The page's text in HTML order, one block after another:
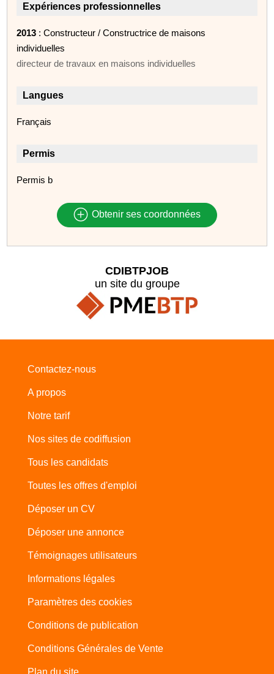
Expériences professionnelles
2013 : Constructeur / Constructrice de maisons
individuelles
directeur de travaux en maisons individuelles
Langues
Français
Permis
Permis b
Obtenir ses coordonnées
CDIBTPJOB
un site du groupe
Contactez-nous
A propos
Notre tarif
Nos sites de codiffusion
Tous les candidats
Toutes les offres d'emploi
Déposer un CV
Déposer une annonce
Témoignages utilisateurs
Informations légales
Paramètres des cookies
Conditions de publication
Conditions Générales de Vente